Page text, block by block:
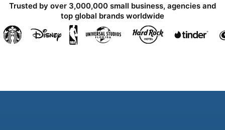
Trusted by over 3,000,000 small business, agencies and
top global brands worldwide